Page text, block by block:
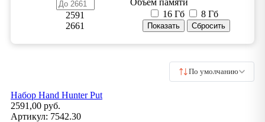
2591
2661
Объем памяти
16 Гб
8 Гб
По умолчанию
Набор Hand Hunter Put
2591,00 руб.
Артикул: 7542.30